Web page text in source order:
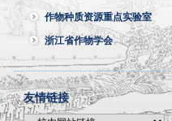
作物种质资源重点实验室
浙江省作物学会
友情链接